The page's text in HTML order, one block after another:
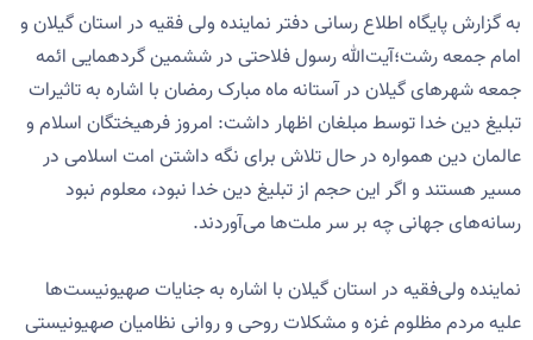
به گزارش پایگاه اطلاع رسانی دفتر نماینده ولی فقیه در استان گیلان و
امام جمعه رشت؛آیت‌الله رسول فلاحتی در ششمین گردهمایی ائمه
جمعه شهر‌های گیلان در آستانه ماه مبارک رمضان با اشاره به تاثیرات
تبلیغ دین خدا توسط مبلغان اظهار داشت: امروز فرهیختگان اسلام و
عالمان دین همواره در حال تلاش برای نگه داشتن امت اسلامی در
مسیر هستند و اگر این حجم از تبلیغ دین خدا نبود، معلوم نبود
رسانه‌های جهانی چه بر سر ملت‌ها می‌‌آوردند.
نماینده ولی‌فقیه در استان گیلان با اشاره به جنایات صهیونیست‌ها
علیه مردم مظلوم غزه و مشکلات روحی و روانی نظامیان صهیونیستی